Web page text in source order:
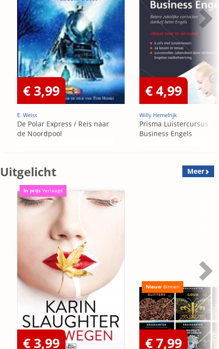
€ 3,99
E. Weiss
De Polar Express / Reis naar
de Noordpool
€ 4,99
Willy Hemelrijk
Prisma Luistercursus
Business Engels
Uitgelicht Meer
In prijs Verlaagd
€ 3,99
Nieuw Binnen
€ 7,99